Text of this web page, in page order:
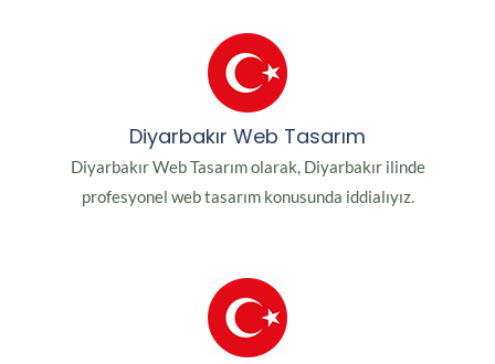
Diyarbakır Web Tasarım
Diyarbakır Web Tasarım olarak, Diyarbakır ilinde
profesyonel web tasarım konusunda iddialıyız.